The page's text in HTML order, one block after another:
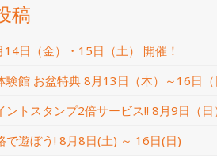
稿
14日（金）・15日（土） 開催！
験館 お盆特典 8月13日（木）～16日（
ントスタンプ2倍サービス!! 8月9日（日
で遊ぼう! 8月8日(土) ～ 16日(日)